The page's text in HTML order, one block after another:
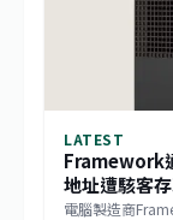
LATEST
Framework
地址遭駭客
電腦製造商